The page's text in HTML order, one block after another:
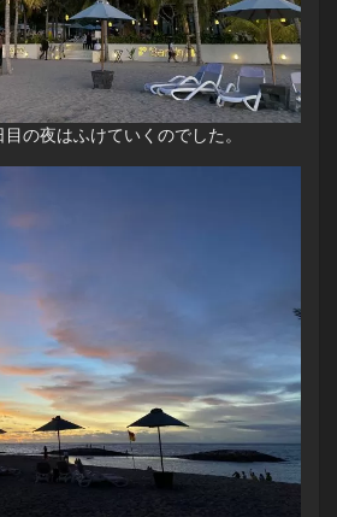
目の夜はふけていくのでした。